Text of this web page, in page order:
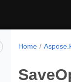
Home